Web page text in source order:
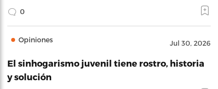
0
Opiniones Jul 30, 2026
El sinhogarismo juvenil tiene rostro, historia
y solución